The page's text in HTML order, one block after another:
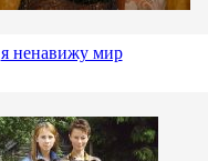
я ненавижу мир